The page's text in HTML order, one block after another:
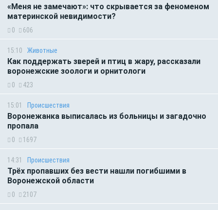
«Меня не замечают»: что скрывается за феноменом
материнской невидимости?
0 606
15:10 Животные
Как поддержать зверей и птиц в жару, рассказали
воронежские зоологи и орнитологи
0 423
15:01 Происшествия
Воронежанка выписалась из больницы и загадочно
пропала
0 1697
14:31 Происшествия
Трёх пропавших без вести нашли погибшими в
Воронежской области
0 2107